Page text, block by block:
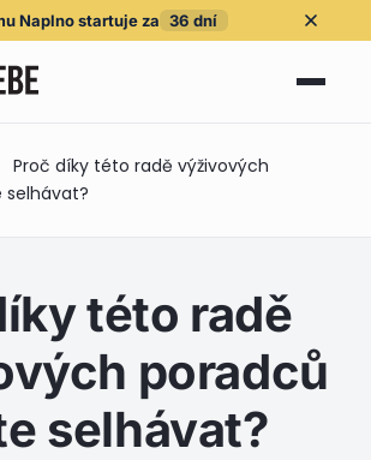
Naplnostartuje za 36 dní
Proč díky této radě výživových
této radě
poradců
selhávat?